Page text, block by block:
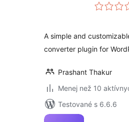
A simple and
converter plugin for
Prashant Thakur
Menej než 10
Testované s 6.6.6